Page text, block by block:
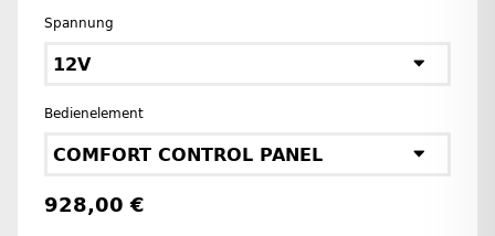
Spannung
12V
Bedienelement
COMFORT CONTROL PANEL
928,00 €